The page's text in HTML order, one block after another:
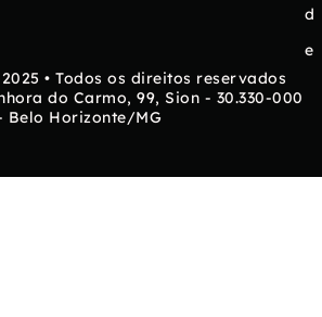
d
e
• Todos os direitos reservados
do Carmo, 99, Sion - 30.330-000
Belo Horizonte/MG